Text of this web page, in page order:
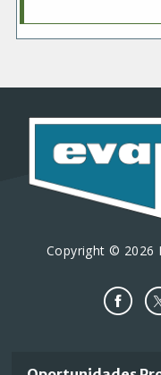
Copyright © 2026
Important